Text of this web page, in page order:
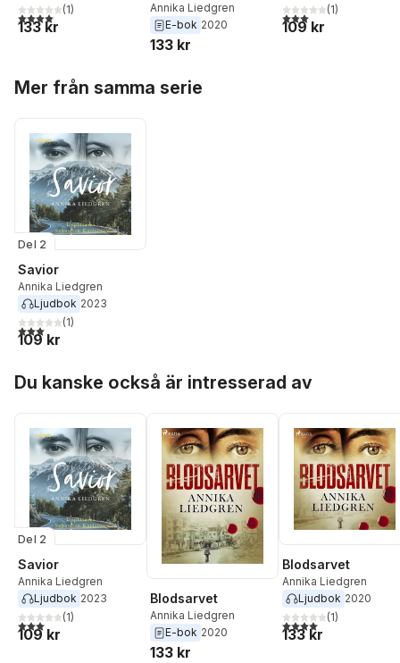
4,0utav 5 stjärnor. Totalt antal röster:
(1)
133 kr
Annika Liedgren
E-bok 2020
133 kr
3,0utav 5 stjärnor.
(1)
109 kr
Mer från samma serie
Del 2
Savior
Annika Liedgren
Ljudbok 2023
3,0utav 5 stjärnor. Totalt antal röster:
(1)
109 kr
Du kanske också är intresserad av
Del 2
Savior
Annika Liedgren
Ljudbok 2023
3,0utav 5 stjärnor. Totalt antal röster:
(1)
109 kr
Blodsarvet
Annika Liedgren
E-bok 2020
133 kr
Blodsarvet
Annika Liedgren
Ljudbok 2020
4,0utav 5 stjärnor.
(1)
133 kr